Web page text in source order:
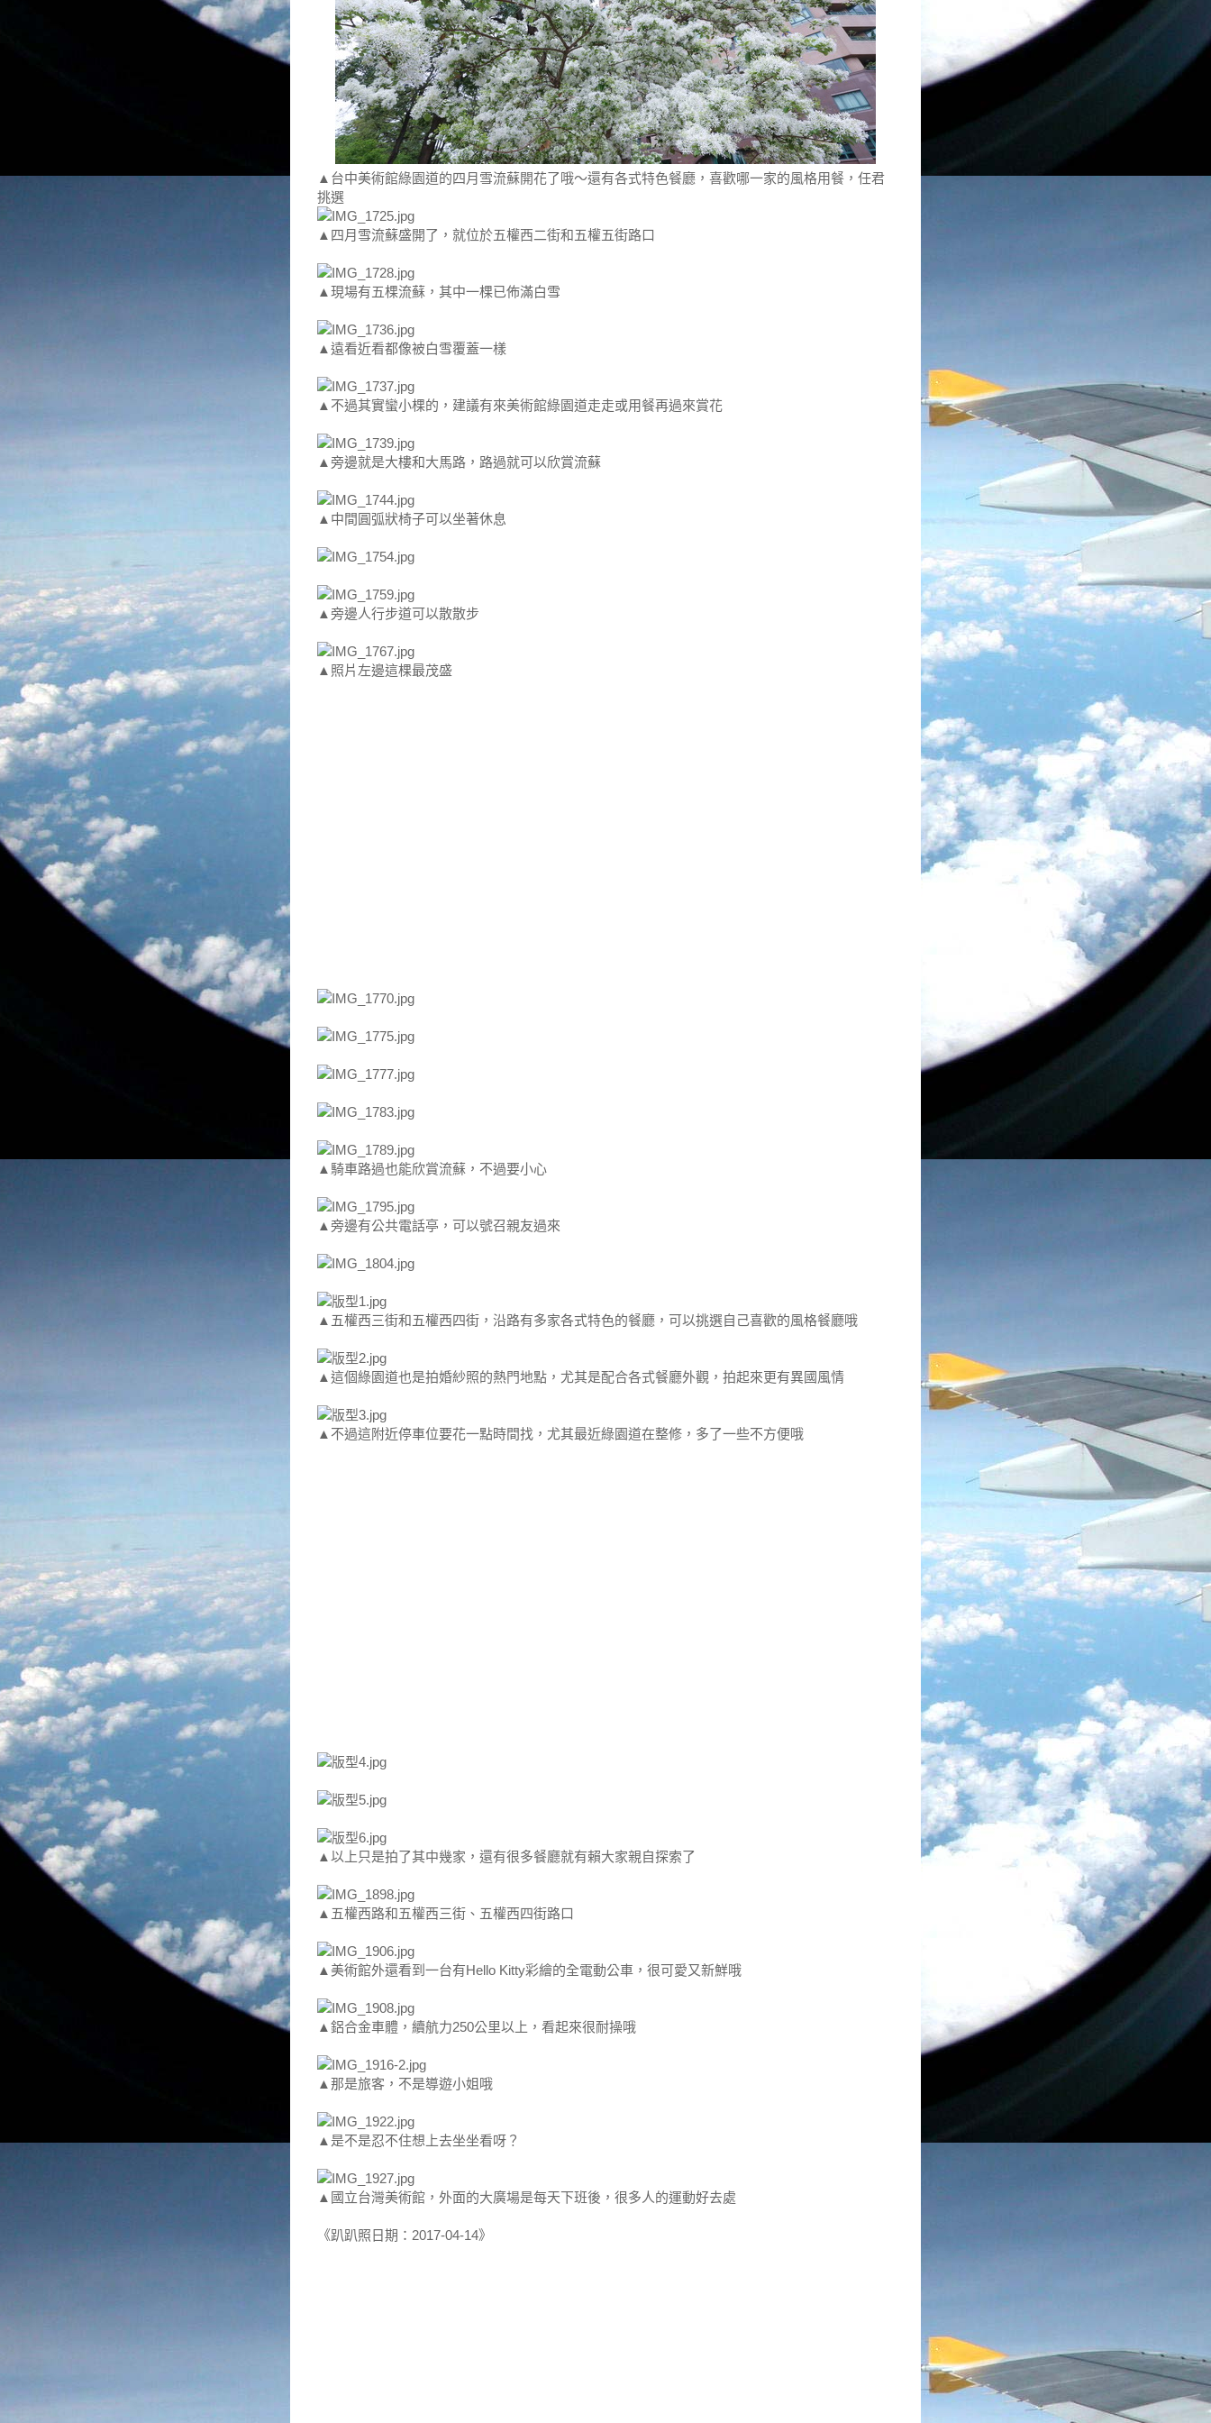
▲台中美術館綠園道的四月雪流蘇開花了哦～還有各式特色餐廳，喜歡哪一家的風格用餐，任君
挑選
▲四月雪流蘇盛開了，就位於五權西二街和五權五街路口
▲現場有五棵流蘇，其中一棵已佈滿白雪
▲遠看近看都像被白雪覆蓋一樣
▲不過其實蠻小棵的，建議有來美術館綠園道走走或用餐再過來賞花
▲旁邊就是大樓和大馬路，路過就可以欣賞流蘇
▲中間圓弧狀椅子可以坐著休息
▲旁邊人行步道可以散散步
▲照片左邊這棵最茂盛
▲騎車路過也能欣賞流蘇，不過要小心
▲旁邊有公共電話亭，可以號召親友過來
▲五權西三街和五權西四街，沿路有多家各式特色的餐廳，可以挑選自己喜歡的風格餐廳哦
▲這個綠園道也是拍婚紗照的熱門地點，尤其是配合各式餐廳外觀，拍起來更有異國風情
▲不過這附近停車位要花一點時間找，尤其最近綠園道在整修，多了一些不方便哦
▲以上只是拍了其中幾家，還有很多餐廳就有賴大家親自探索了
▲五權西路和五權西三街、五權西四街路口
▲美術館外還看到一台有Hello Kitty彩繪的全電動公車，很可愛又新鮮哦
▲鋁合金車體，續航力250公里以上，看起來很耐操哦
▲那是旅客，不是導遊小姐哦
▲是不是忍不住想上去坐坐看呀？
▲國立台灣美術館，外面的大廣場是每天下班後，很多人的運動好去處
《趴趴照日期：2017-04-14》